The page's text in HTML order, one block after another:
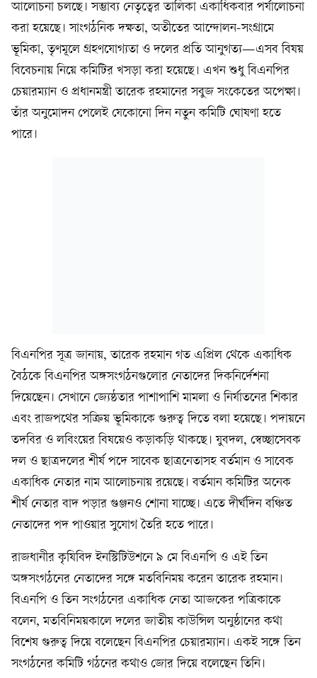
আলোচনা চলছে। সম্ভাব্য নেতৃত্বের তালিকা একাধিকবার পর্যালোচনা
করা হয়েছে। সাংগঠনিক দক্ষতা, অতীতের আন্দোলন-সংগ্রামে
ভূমিকা, তৃণমূলে গ্রহণযোগ্যতা ও দলের প্রতি আনুগত্য—এসব বিষয়
বিবেচনায় নিয়ে কমিটির খসড়া করা হয়েছে। এখন শুধু বিএনপির
চেয়ারম্যান ও প্রধানমন্ত্রী তারেক রহমানের সবুজ সংকেতের অপেক্ষা।
তাঁর অনুমোদন পেলেই যেকোনো দিন নতুন কমিটি ঘোষণা হতে
পারে।
বিএনপির সূত্র জানায়, তারেক রহমান গত এপ্রিল থেকে একাধিক
বৈঠকে বিএনপির অঙ্গসংগঠনগুলোর নেতাদের দিকনির্দেশনা
দিয়েছেন। সেখানে জ্যেষ্ঠতার পাশাপাশি মামলা ও নির্যাতনের শিকার
এবং রাজপথের সক্রিয় ভূমিকাকে গুরুত্ব দিতে বলা হয়েছে। পদায়নে
তদবির ও লবিংয়ের বিষয়েও কড়াকড়ি থাকছে। যুবদল, স্বেচ্ছাসেবক
দল ও ছাত্রদলের শীর্ষ পদে সাবেক ছাত্রনেতাসহ বর্তমান ও সাবেক
একাধিক নেতার নাম আলোচনায় রয়েছে। বর্তমান কমিটির অনেক
শীর্ষ নেতার বাদ পড়ার গুঞ্জনও শোনা যাচ্ছে। এতে দীর্ঘদিন বঞ্চিত
নেতাদের পদ পাওয়ার সুযোগ তৈরি হতে পারে।
রাজধানীর কৃষিবিদ ইনস্টিটিউশনে ৯ মে বিএনপি ও এই তিন
অঙ্গসংগঠনের নেতাদের সঙ্গে মতবিনিময় করেন তারেক রহমান।
বিএনপি ও তিন সংগঠনের একাধিক নেতা আজকের পত্রিকাকে
বলেন, মতবিনিময়কালে দলের জাতীয় কাউন্সিল অনুষ্ঠানের কথা
বিশেষ গুরুত্ব দিয়ে বলেছেন বিএনপির চেয়ারম্যান। একই সঙ্গে তিন
সংগঠনের কমিটি গঠনের কথাও জোর দিয়ে বলেছেন তিনি।